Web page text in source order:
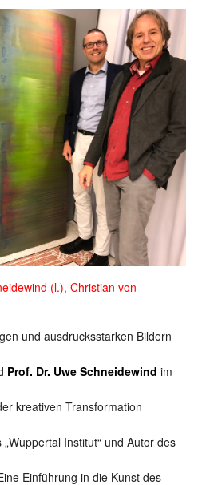
(l.), Christian von
und ausdrucksstarken Bildern
Prof. Dr. Uwe Schneidewind im
kreativen Transformation
Institut“ und Autor des
Einführung in die Kunst des